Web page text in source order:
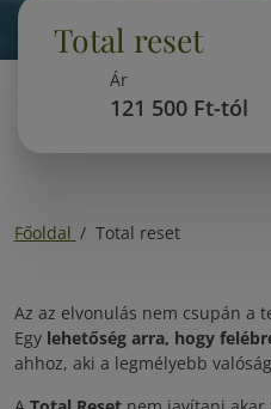
Total reset
Ár
121 500 Ft-tól
Főoldal / Total reset
Az az elvonulás nem csupán a
Egy lehetőség arra, hogy
ahhoz, aki a legmélyebb